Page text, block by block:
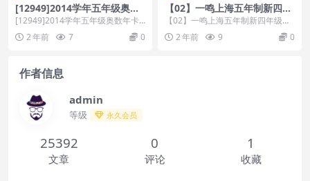
[12949]2014学年五年级奥数
年卡（竞赛班）[66讲全]
[12949]2014学年五年级奥数年卡
（竞赛班）[66讲全][百度云网盘]
课...2 年前 7 0
【02】一鸣上海五年制新四年
级奥数年卡（竞赛班）
【02】一鸣上海五年制新四年级奥
数年卡（竞赛班）[百度网盘免费下
载] 课程目录：...
2 年前 9 0
作者信息
admin
等级 永久会员
25392
文章
0
评论
1
收藏